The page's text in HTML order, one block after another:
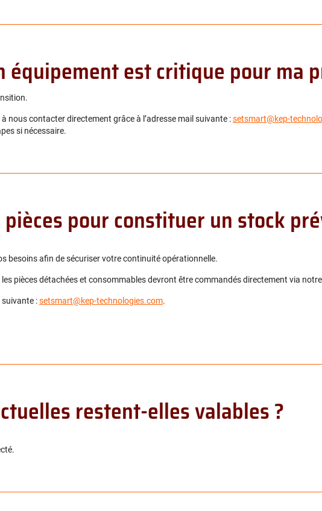
équipement est critique pour ma
nous contacter directement grâce à l’adresse mail suivante :setsmart@kep-
si nécessaire.
pour constituer un stock
besoins afin de sécuriser votre continuité opérationnelle.
pièces détachées et consommables devront être commandés directement via notre
:setsmart@kep-technologies.com.
restent-elles valables ?